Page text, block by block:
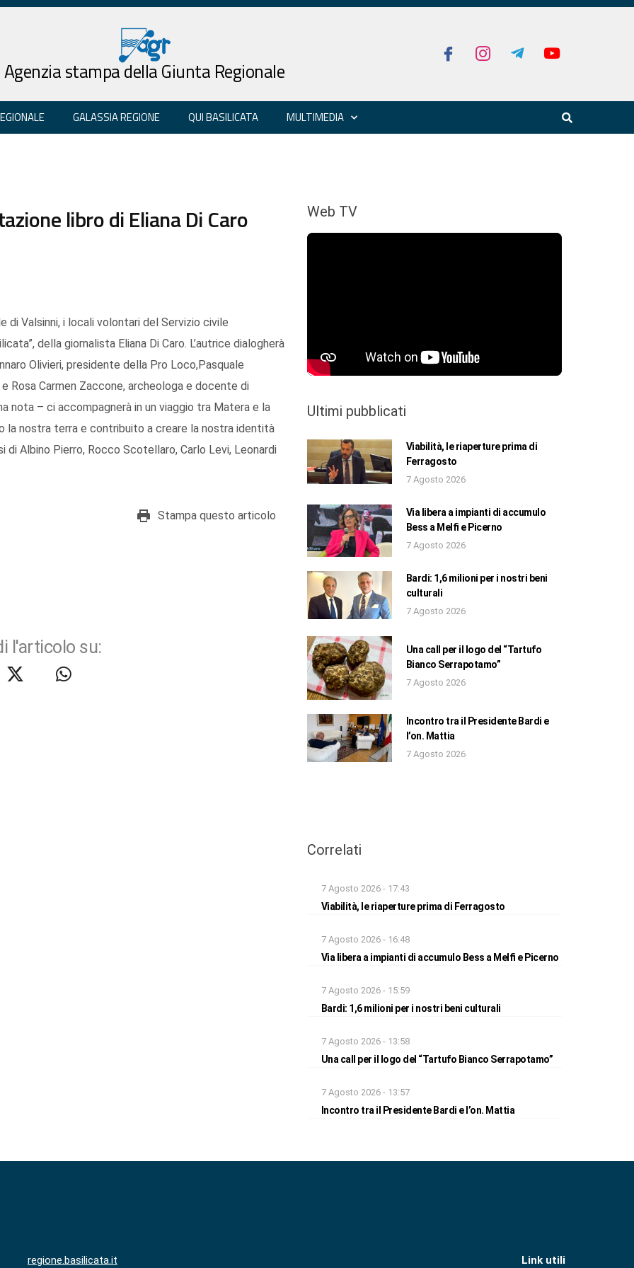
Agenzia stampa della Giunta Regionale
GALASSIA REGIONE QUI BASILICATA MULTIMEDIA
libro di Eliana Di Caro
Valsinni, i locali volontari del Servizio civile
della giornalista Eliana Di Caro. L’autrice dialogherà
Olivieri, presidente della Pro Loco,Pasquale
Rosa Carmen Zaccone, archeologa e docente di
nota – ci accompagnerà in un viaggio tra Matera e la
la nostra terra e contribuito a creare la nostra identità
di Albino Pierro, Rocco Scotellaro, Carlo Levi, Leonardi
Stampa questo articolo
l'articolo su:
Web TV
Ultimi pubblicati
Viabilità, le riaperture prima di
Ferragosto
7 Agosto 2026
Via libera a impianti di accumulo
Bess a Melfi e Picerno
7 Agosto 2026
Bardi: 1,6 milioni per i nostri beni
culturali
7 Agosto 2026
Una call per il logo del “Tartufo
Bianco Serrapotamo”
7 Agosto 2026
Incontro tra il Presidente Bardi e
l’on. Mattia
7 Agosto 2026
Correlati
7 Agosto 2026 - 17:43
Viabilità, le riaperture prima di Ferragosto
7 Agosto 2026 - 16:48
Via libera a impianti di accumulo Bess a Melfi e Picerno
7 Agosto 2026 - 15:59
Bardi: 1,6 milioni per i nostri beni culturali
7 Agosto 2026 - 13:58
Una call per il logo del “Tartufo Bianco Serrapotamo”
7 Agosto 2026 - 13:57
Incontro tra il Presidente Bardi e l’on. Mattia
regione.basilicata.it Link utili